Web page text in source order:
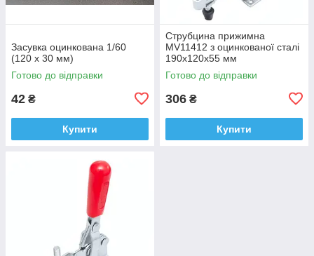
Засувка оцинкована 1/60
(120 х 30 мм)
Готово до відправки
42 ₴
Купити
Струбцина прижимна
MV11412 з оцинкованої сталі
190х120х55 мм
Готово до відправки
306 ₴
Купити